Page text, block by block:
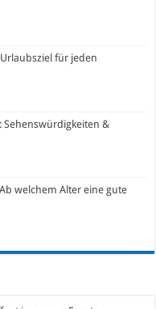
für jeden
&
welchem Alter eine gute